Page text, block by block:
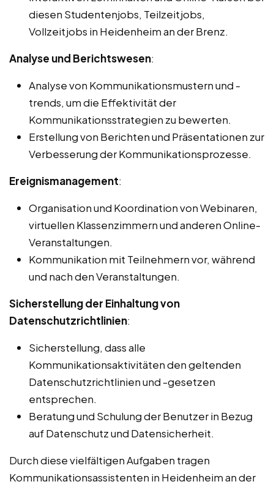
diesen Studentenjobs, Teilzeitjobs,
Vollzeitjobs in Heidenheim an der Brenz.
Analyse und Berichtswesen:
Analyse von Kommunikationsmustern und -
trends, um die Effektivität der
Kommunikationsstrategien zu bewerten.
Erstellung von Berichten und Präsentationen zur
Verbesserung der Kommunikationsprozesse.
Ereignismanagement:
Organisation und Koordination von Webinaren,
virtuellen Klassenzimmern und anderen Online-
Veranstaltungen.
Kommunikation mit Teilnehmern vor, während
und nach den Veranstaltungen.
Sicherstellung der Einhaltung von
Datenschutzrichtlinien:
Sicherstellung, dass alle
Kommunikationsaktivitäten den geltenden
Datenschutzrichtlinien und -gesetzen
entsprechen.
Beratung und Schulung der Benutzer in Bezug
auf Datenschutz und Datensicherheit.
Durch diese vielfältigen Aufgaben tragen
Kommunikationsassistenten in Heidenheim an der